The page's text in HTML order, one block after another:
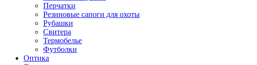
Перчатки
Резиновые сапоги для охоты
Рубашки
Свитера
Термобелье
Футболки
Оптика